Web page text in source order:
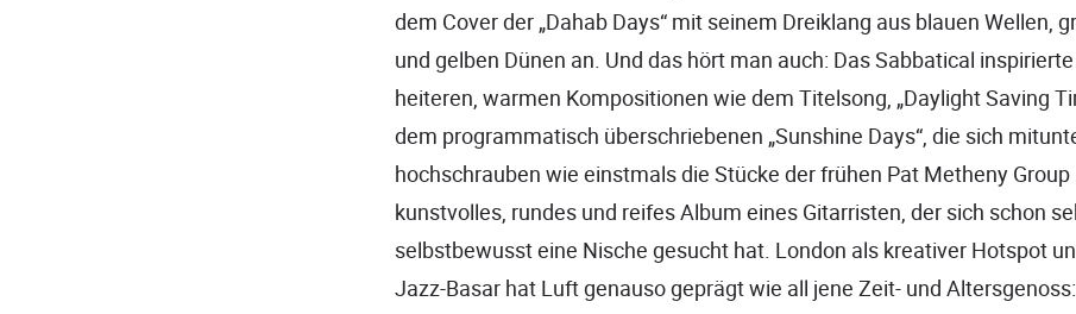
dem Cover der „Dahab Days“ mit seinem Dreiklang aus blauen Wellen,
und gelben Dünen an. Und das hört man auch: Das Sabbatical
heiteren, warmen Kompositionen wie dem Titelsong, „Daylight Saving
dem programmatisch überschriebenen „Sunshine Days“, die sich
hochschrauben wie einstmals die Stücke der frühen Pat Metheny Group
kunstvolles, rundes und reifes Album eines Gitarristen, der sich schon
selbstbewusst eine Nische gesucht hat. London als kreativer Hotspot
Jazz-Basar hat Luft genauso geprägt wie all jene Zeit- und